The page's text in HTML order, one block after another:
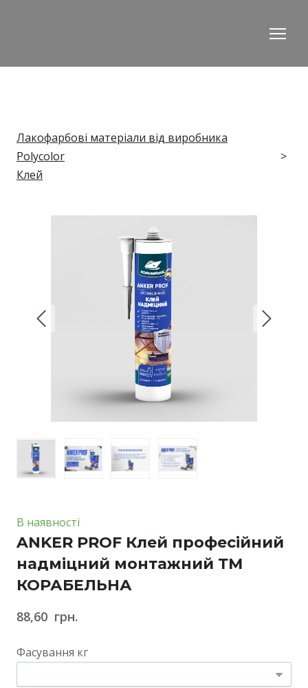
Лакофарбові матеріали від виробника
Polycolor
Клей
В наявності
ANKER PROF Клей професійний
надміцний монтажний ТМ
КОРАБЕЛЬНА
88,60  грн.
Фасування кг